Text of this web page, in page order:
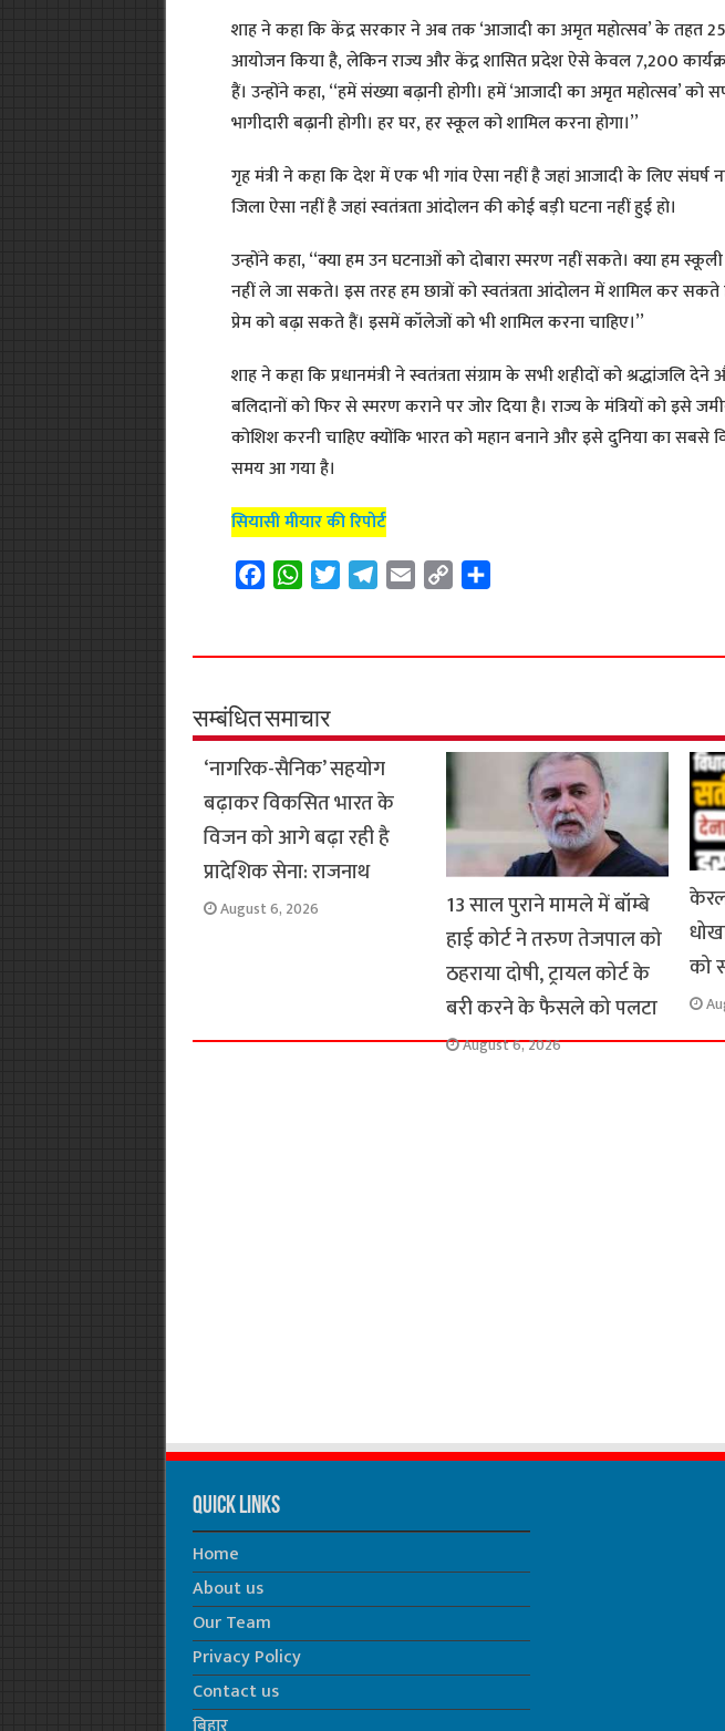
शाह ने कहा कि केंद्र सरकार ने अब तक ‘आजादी का अमृत महोत्सव’ के तहत
आयोजन किया है, लेकिन राज्य और केंद्र शासित प्रदेश ऐसे केवल 7,200
हैं। उन्होंने कहा, ‘‘हमें संख्या बढ़ानी होगी। हमें ‘आजादी का अमृत महोत्सव’ को
भागीदारी बढ़ानी होगी। हर घर, हर स्कूल को शामिल करना होगा।’’
गृह मंत्री ने कहा कि देश में एक भी गांव ऐसा नहीं है जहां आजादी के लिए
जिला ऐसा नहीं है जहां स्वतंत्रता आंदोलन की कोई बड़ी घटना नहीं हुई हो।
उन्होंने कहा, ‘‘क्या हम उन घटनाओं को दोबारा स्मरण नहीं सकते। क्या हम स्कूली
नहीं ले जा सकते। इस तरह हम छात्रों को स्वतंत्रता आंदोलन में शामिल कर
प्रेम को बढ़ा सकते हैं। इसमें कॉलेजों को भी शामिल करना चाहिए।’’
शाह ने कहा कि प्रधानमंत्री ने स्वतंत्रता संग्राम के सभी शहीदों को श्रद्धांजलि
बलिदानों को फिर से स्मरण कराने पर जोर दिया है। राज्य के मंत्रियों को इसे
कोशिश करनी चाहिए क्योंकि भारत को महान बनाने और इसे दुनिया का सबसे
समय आ गया है।
सियासी मीयार की रिपोर्ट
e
o
o
k
W
t
A
p
p
t
r
e
a
m
i
y
n
r
सम्बंधित समाचार
‘नागरिक-सैनिक’ सहयोग
बढ़ाकर विकसित भारत के
विजन को आगे बढ़ा रही है
प्रादेशिक सेना: राजनाथ
August 6, 2026
13 साल पुराने मामले में बॉम्बे
हाई कोर्ट ने तरुण तेजपाल को
ठहराया दोषी, ट्रायल कोर्ट के
बरी करने के फैसले को पलटा
August 6, 2026
को
Quick Links
Home
About us
Our Team
Privacy Policy
Contact us